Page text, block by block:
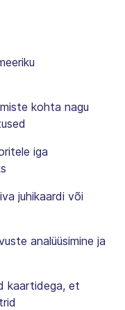
kohta nagu
iga
juhikaardi või
analüüsimine ja
kaartidega, et